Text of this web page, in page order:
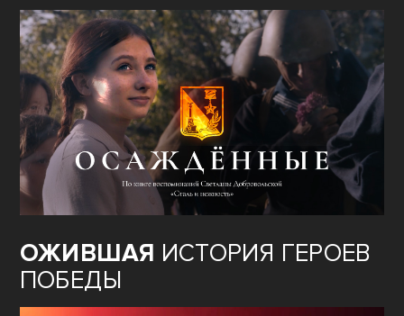
ОЖИВШАЯ ИСТОРИЯ ГЕРОЕВ
ПОБЕДЫ